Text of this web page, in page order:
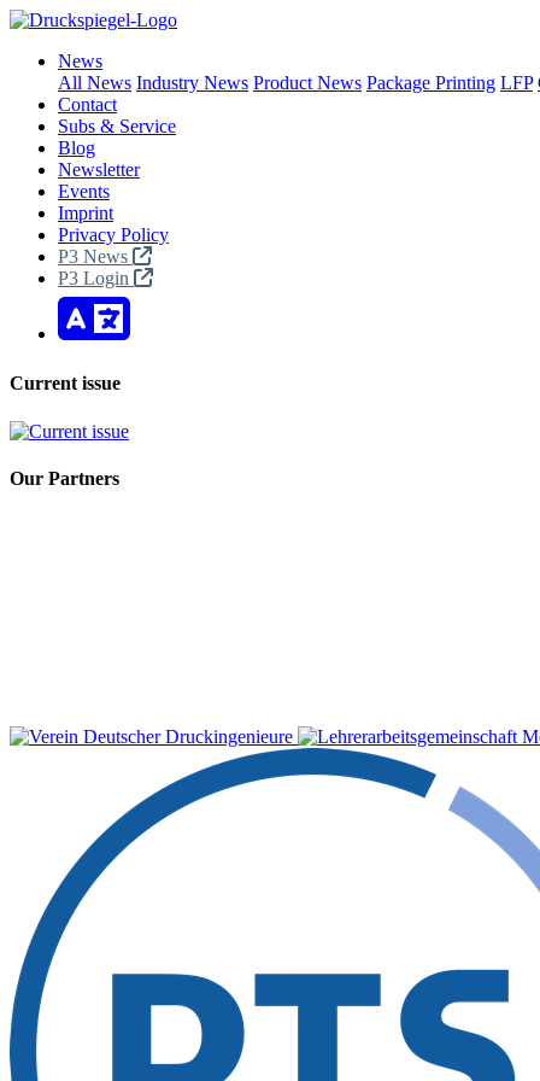
News
All News Industry News Product News Package Printing LFP
Contact
Subs & Service
Blog
Newsletter
Events
Imprint
Privacy Policy
P3 News
P3 Login
Current issue
Our Partners